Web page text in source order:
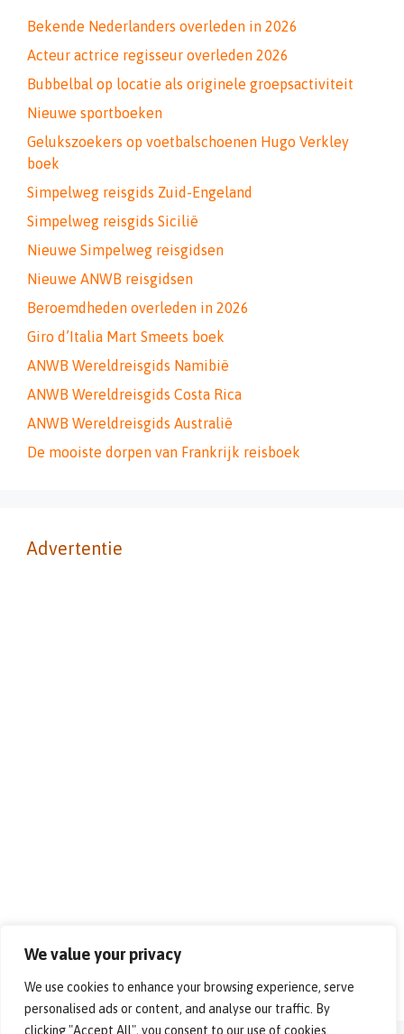
We value your privacy
We use cookies to enhance your browsing experience, serve
personalised ads or content, and analyse our traffic. By
clicking "Accept All", you consent to our use of cookies.
Bekende Nederlanders overleden in 2026
Acteur actrice regisseur overleden 2026
Bubbelbal op locatie als originele groepsactiviteit
Nieuwe sportboeken
Gelukszoekers op voetbalschoenen Hugo Verkley
boek
Simpelweg reisgids Zuid-Engeland
Simpelweg reisgids Sicilië
Nieuwe Simpelweg reisgidsen
Nieuwe ANWB reisgidsen
Beroemdheden overleden in 2026
Giro d’Italia Mart Smeets boek
ANWB Wereldreisgids Namibië
ANWB Wereldreisgids Costa Rica
ANWB Wereldreisgids Australië
De mooiste dorpen van Frankrijk reisboek
Advertentie